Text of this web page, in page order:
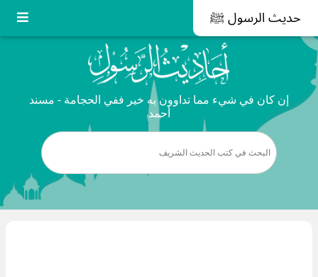
حديث الرسول ﷺ
إن كان في شيء مما تداوون به خير ففي الحجامة - مسند
أحمد